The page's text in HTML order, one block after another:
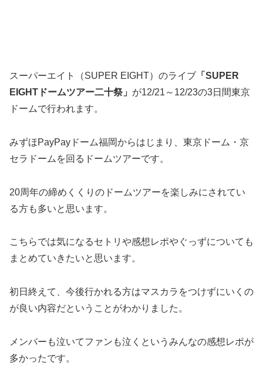
スーパーエイト（SUPER EIGHT）のライブ 「SUPER
EIGHTドームツアー二十祭」 が12/21～12/23の3日間東京
ドームで行われます。
みずほPayPayドーム福岡からはじまり、東京ドーム・京
セラドームを回るドームツアーです。
20周年の締めくくりのドームツアーを楽しみにされてい
る方も多いと思います。
こちらでは気になるセトリや感想レポやぐっずについても
まとめていきたいと思います。
初日終えて、今後行かれる方はマスカラをつけずにいくの
が良い内容だということがわかりました。
メンバーも泣いてファンも泣くというみんなの感想レポが
多かったです。